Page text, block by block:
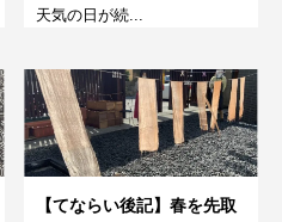
天気の日が続...
【てならい後記】春を先取